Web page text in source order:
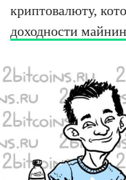
криптовалюту,
доходности